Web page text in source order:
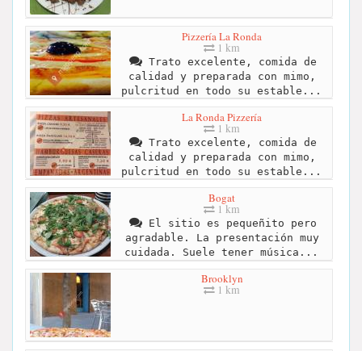
Pizzería La Ronda
1 km
Trato excelente, comida de
calidad y preparada con mimo,
pulcritud en todo su estable...
La Ronda Pizzería
1 km
Trato excelente, comida de
calidad y preparada con mimo,
pulcritud en todo su estable...
Bogat
1 km
El sitio es pequeñito pero
agradable. La presentación muy
cuidada. Suele tener música...
Brooklyn
1 km